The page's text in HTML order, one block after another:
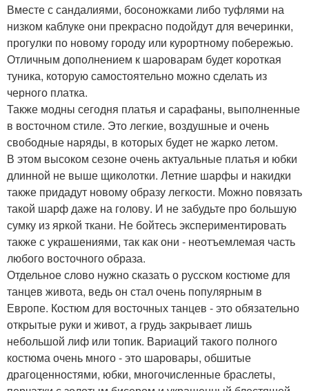
Вместе с сандалиями, босоножками либо туфлями на
низком каблуке они прекрасно подойдут для вечеринки,
прогулки по новому городу или курортному побережью.
Отличным дополнением к шароварам будет короткая
туника, которую самостоятельно можно сделать из
черного платка.
Также модны сегодня платья и сарафаны, выполненные
в восточном стиле. Это легкие, воздушные и очень
свободные наряды, в которых будет не жарко летом.
В этом высоком сезоне очень актуальные платья и юбки
длинной не выше щиколотки. Летние шарфы и накидки
также придадут новому образу легкости. Можно повязать
такой шарф даже на голову. И не забудьте про большую
сумку из яркой ткани. Не бойтесь экспериментировать
также с украшениями, так как они - неотъемлемая часть
любого восточного образа.
Отдельное слово нужно сказать о русском костюме для
танцев живота, ведь он стал очень популярным в
Европе. Костюм для восточных танцев - это обязательно
открытые руки и живот, а грудь закрывает лишь
небольшой лиф или топик. Вариаций такого полного
костюма очень много - это шаровары, обшитые
драгоценностями, юбки, многочисленные браслеты,